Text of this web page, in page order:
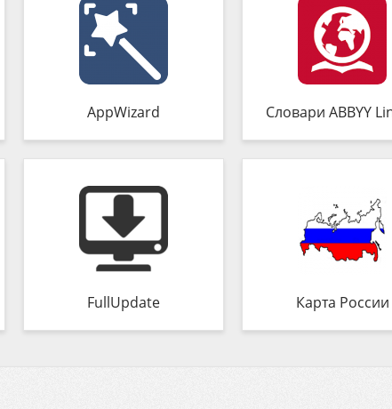
AppWizard Словари ABBYY
FullUpdate Карта России